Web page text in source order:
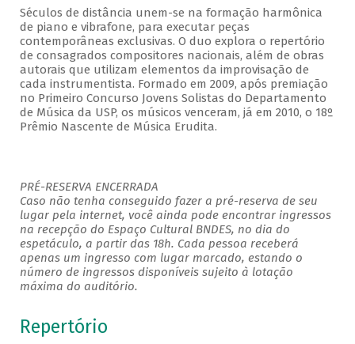
Séculos de distância unem-se na formação harmônica
de piano e vibrafone, para executar peças
contemporâneas exclusivas. O duo explora o repertório
de consagrados compositores nacionais, além de obras
autorais que utilizam elementos da improvisação de
cada instrumentista. Formado em 2009, após premiação
no Primeiro Concurso Jovens Solistas do Departamento
de Música da USP, os músicos venceram, já em 2010, o 18º
Prêmio Nascente de Música Erudita.
PRÉ-RESERVA ENCERRADA
Caso não tenha conseguido fazer a pré-reserva de seu
lugar pela internet, você ainda pode encontrar ingressos
na recepção do Espaço Cultural BNDES, no dia do
espetáculo, a partir das 18h. Cada pessoa receberá
apenas um ingresso com lugar marcado, estando o
número de ingressos disponíveis sujeito à lotação
máxima do auditório.
Repertório